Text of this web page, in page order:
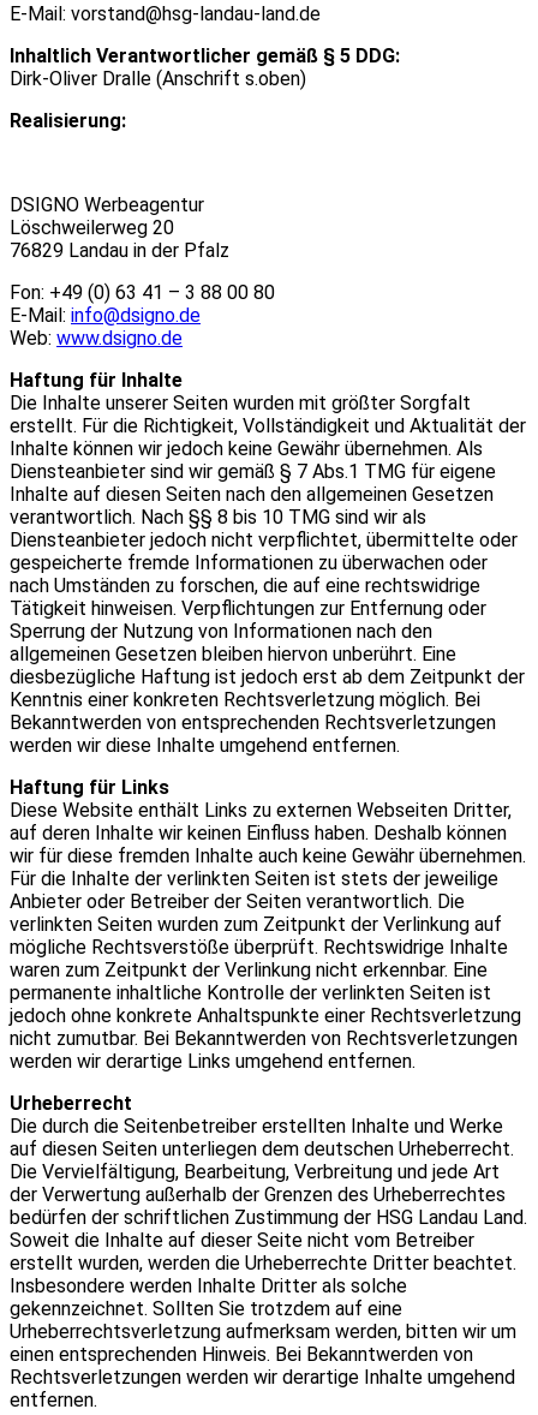
E-Mail: vorstand@hsg-landau-land.de
Inhaltlich Verantwortlicher gemäß § 5 DDG:
Dirk-Oliver Dralle (Anschrift s.oben)
Realisierung:
DSIGNO Werbeagentur
Löschweilerweg 20
76829 Landau in der Pfalz
Fon: +49 (0) 63 41 – 3 88 00 80
E-Mail: info@dsigno.de
Web: www.dsigno.de
Haftung für Inhalte
Die Inhalte unserer Seiten wurden mit größter Sorgfalt
erstellt. Für die Richtigkeit, Vollständigkeit und Aktualität der
Inhalte können wir jedoch keine Gewähr übernehmen. Als
Diensteanbieter sind wir gemäß § 7 Abs.1 TMG für eigene
Inhalte auf diesen Seiten nach den allgemeinen Gesetzen
verantwortlich. Nach §§ 8 bis 10 TMG sind wir als
Diensteanbieter jedoch nicht verpflichtet, übermittelte oder
gespeicherte fremde Informationen zu überwachen oder
nach Umständen zu forschen, die auf eine rechtswidrige
Tätigkeit hinweisen. Verpflichtungen zur Entfernung oder
Sperrung der Nutzung von Informationen nach den
allgemeinen Gesetzen bleiben hiervon unberührt. Eine
diesbezügliche Haftung ist jedoch erst ab dem Zeitpunkt der
Kenntnis einer konkreten Rechtsverletzung möglich. Bei
Bekanntwerden von entsprechenden Rechtsverletzungen
werden wir diese Inhalte umgehend entfernen.
Haftung für Links
Diese Website enthält Links zu externen Webseiten Dritter,
auf deren Inhalte wir keinen Einfluss haben. Deshalb können
wir für diese fremden Inhalte auch keine Gewähr übernehmen.
Für die Inhalte der verlinkten Seiten ist stets der jeweilige
Anbieter oder Betreiber der Seiten verantwortlich. Die
verlinkten Seiten wurden zum Zeitpunkt der Verlinkung auf
mögliche Rechtsverstöße überprüft. Rechtswidrige Inhalte
waren zum Zeitpunkt der Verlinkung nicht erkennbar. Eine
permanente inhaltliche Kontrolle der verlinkten Seiten ist
jedoch ohne konkrete Anhaltspunkte einer Rechtsverletzung
nicht zumutbar. Bei Bekanntwerden von Rechtsverletzungen
werden wir derartige Links umgehend entfernen.
Urheberrecht
Die durch die Seitenbetreiber erstellten Inhalte und Werke
auf diesen Seiten unterliegen dem deutschen Urheberrecht.
Die Vervielfältigung, Bearbeitung, Verbreitung und jede Art
der Verwertung außerhalb der Grenzen des Urheberrechtes
bedürfen der schriftlichen Zustimmung der HSG Landau Land.
Soweit die Inhalte auf dieser Seite nicht vom Betreiber
erstellt wurden, werden die Urheberrechte Dritter beachtet.
Insbesondere werden Inhalte Dritter als solche
gekennzeichnet. Sollten Sie trotzdem auf eine
Urheberrechtsverletzung aufmerksam werden, bitten wir um
einen entsprechenden Hinweis. Bei Bekanntwerden von
Rechtsverletzungen werden wir derartige Inhalte umgehend
entfernen.